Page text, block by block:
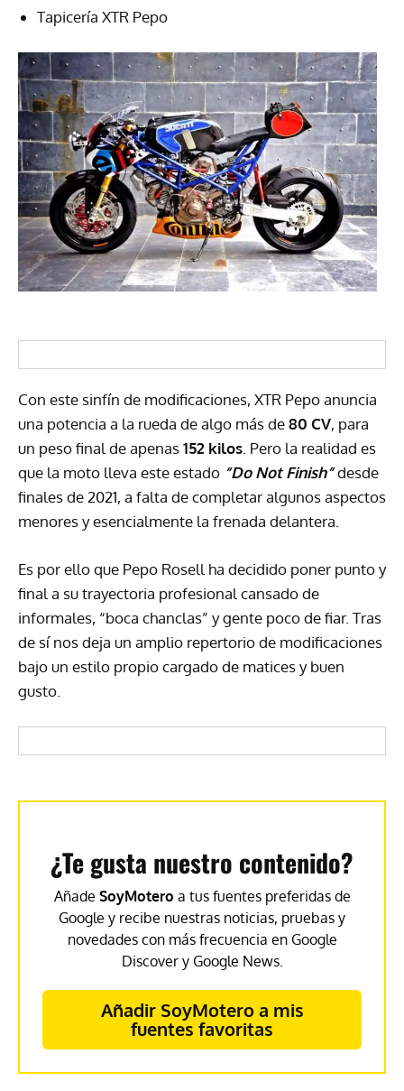
Tapicería XTR Pepo
Con este sinfín de modificaciones, XTR Pepo anuncia
una potencia a la rueda de algo más de80 CV, para
un peso final de apenas152 kilos. Pero la realidad es
que la moto lleva este estado “Do Not Finish”desde
finales de 2021, a falta de completar algunos aspectos
menores y esencialmente la frenada delantera.
Es por ello que Pepo Rosell ha decidido poner punto y
final a su trayectoria profesional cansado de
informales, “boca chanclas” y gente poco de fiar. Tras
de sí nos deja un amplio repertorio de modificaciones
bajo un estilo propio cargado de matices y buen
gusto.
¿Te gusta nuestro contenido?
Añade SoyMotero a tus fuentes preferidas de
Google y recibe nuestras noticias, pruebas y
novedades con más frecuencia en Google
Discover y Google News.
Añadir SoyMotero a mis
fuentes favoritas